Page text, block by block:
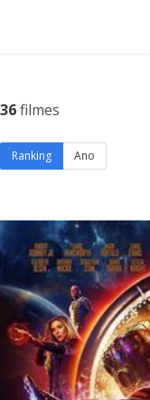
36filmes
Ranking Ano